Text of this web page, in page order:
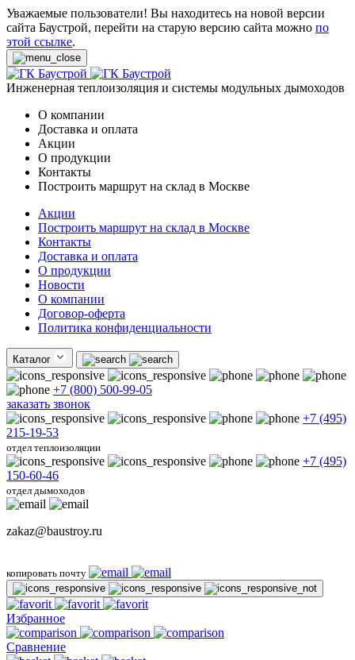
Уважаемые пользователи! Вы находитесь на новой версии
сайта Баустрой, перейти на старую версию сайта можно по
этой ссылке.
Инженерная теплоизоляция и системы модульных дымоходов
О компании
Доставка и оплата
Акции
О продукции
Контакты
Построить маршрут на склад в Москве
Акции
Построить маршрут на склад в Москве
Контакты
Доставка и оплата
О продукции
Новости
О компании
Договор-оферта
Политика конфиденциальности
Каталог
+7 (800) 500-99-05
заказать звонок
+7 (495)
215-19-53
отдел теплоизоляции
+7 (495)
150-60-46
отдел дымоходов
zakaz@baustroy.ru
копировать почту
Избранное
Сравнение